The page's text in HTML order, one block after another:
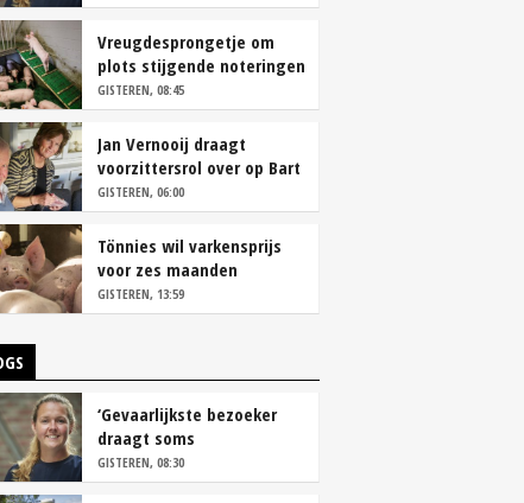
Vreugdesprongetje om
plots stijgende noteringen
GISTEREN, 08:45
Jan Vernooij draagt
voorzittersrol over op Bart
Camps
GISTEREN, 06:00
Tönnies wil varkensprijs
voor zes maanden
vastleggen
GISTEREN, 13:59
‘Gevaarlijkste bezoeker
draagt soms
overschoenen’
GISTEREN, 08:30